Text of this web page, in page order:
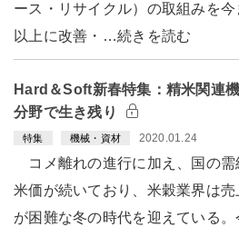
ース・リサイクル）の取組みを今
以上に改善・…続きを読む
Hard＆Soft新春特集：精米関連
分野で生き残り
特集 機械・資材 2020.01.24
コメ離れの進行に加え、国の需
米価が続いており、米穀業界は
が困難な冬の時代を迎えている